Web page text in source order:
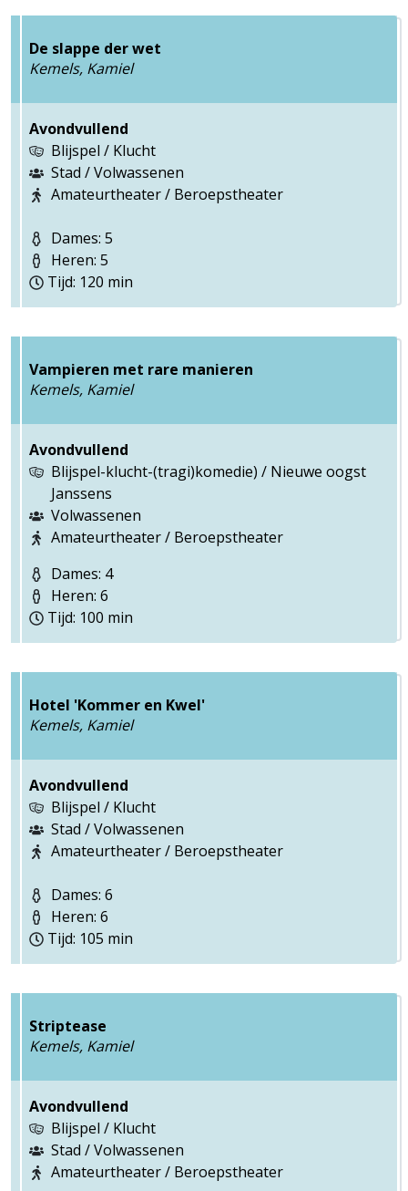
De slappe der wet
Kemels, Kamiel
Avondvullend
Blijspel / Klucht
Stad / Volwassenen
Amateurtheater / Beroepstheater
Dames: 5
Heren: 5
Tijd: 120 min
Vampieren met rare manieren
Kemels, Kamiel
Avondvullend
Blijspel-klucht-(tragi)komedie) / Nieuwe oogst
Janssens
Volwassenen
Amateurtheater / Beroepstheater
Dames: 4
Heren: 6
Tijd: 100 min
Hotel 'Kommer en Kwel'
Kemels, Kamiel
Avondvullend
Blijspel / Klucht
Stad / Volwassenen
Amateurtheater / Beroepstheater
Dames: 6
Heren: 6
Tijd: 105 min
Striptease
Kemels, Kamiel
Avondvullend
Blijspel / Klucht
Stad / Volwassenen
Amateurtheater / Beroepstheater